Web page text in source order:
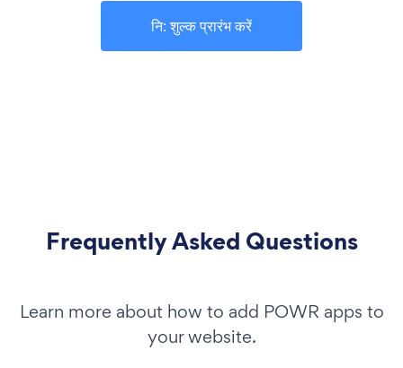
नि: शुल्क प्रारंभ करें
Frequently Asked Questions
Learn more about how to add POWR apps to
your website.